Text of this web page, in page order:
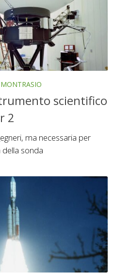
scientifico
2
ma necessaria per
sonda